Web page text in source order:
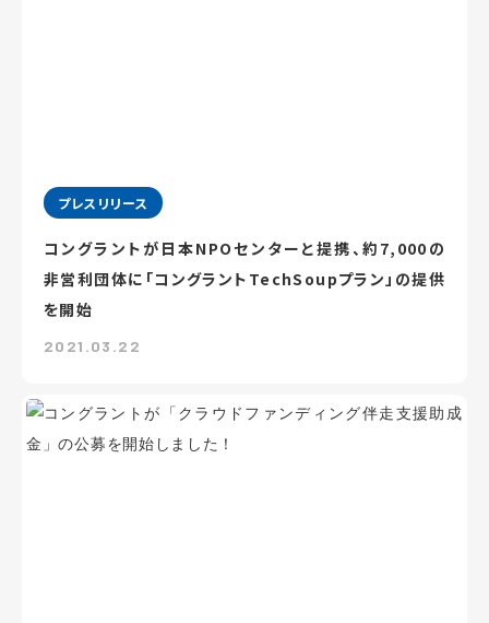
プレスリリース
コングラントが日本NPOセンターと提携、約7,000の
非営利団体に「コングラントTechSoupプラン」の提供
を開始
2021.03.22